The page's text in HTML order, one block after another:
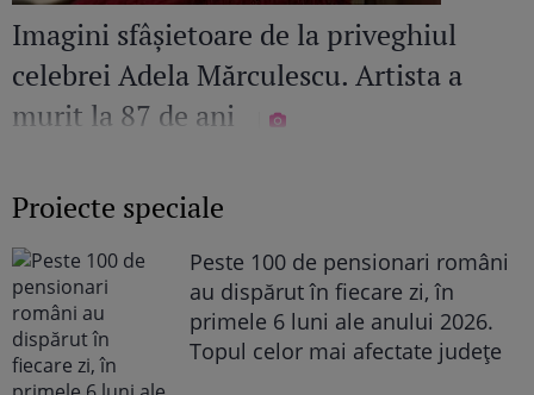
Imagini sfâșietoare de la priveghiul
celebrei Adela Mărculescu. Artista a
murit la 87 de ani
Proiecte speciale
Peste 100 de pensionari români
au dispărut în fiecare zi, în
primele 6 luni ale anului 2026.
Topul celor mai afectate județe